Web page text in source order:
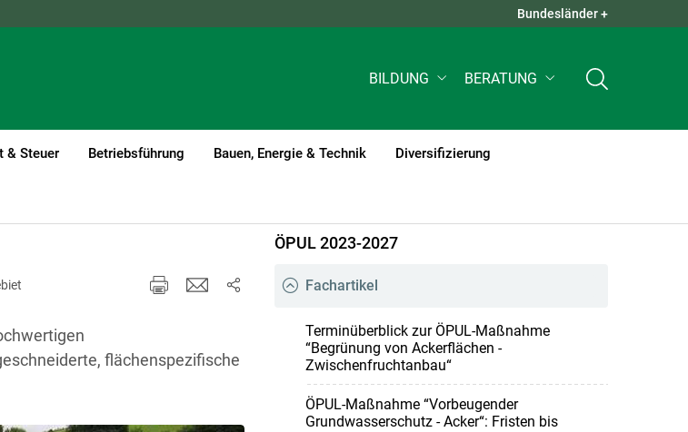
QUICK LINKS +
Bundesländer +
BILDUNG BERATUNG
& Steuer Betriebsführung Bauen, Energie & Technik Diversifizierung
flächenspezifische
ÖPUL 2023-2027
Fachartikel
Terminüberblick zur ÖPUL-Maßnahme
“Begrünung von Ackerflächen -
Zwischenfruchtanbau“
ÖPUL-Maßnahme “Vorbeugender
Grundwasserschutz - Acker“: Fristen bis